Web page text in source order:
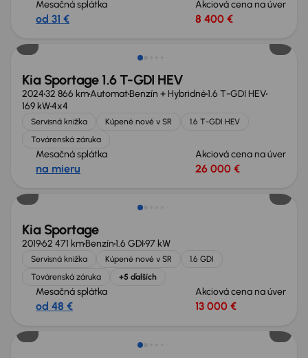
Mesačná splátka
od 31 €
Akciová cena na úver
8 400 €
Kia Sportage 1.6 T-GDI HEV
202432 866 kmAutomatBenzín + Hybridné1.6 T-GDI HEV
169 kW4x4
Servisná knižka Kúpené nové v SR
1.6 T-GDI HEV
Továrenská záruka
Mesačná splátka
na mieru
Akciová cena na úver
26 000 €
Nové v ponuke
Kia Sportage
201962 471 kmBenzín1.6 GDI97 kW
Servisná knižka Kúpené nové v SR
1.6 GDI
Továrenská záruka
+5 ďalších
Mesačná splátka
od 48 €
Akciová cena na úver
13 000 €